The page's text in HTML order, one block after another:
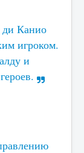
Канио
игроком.
и